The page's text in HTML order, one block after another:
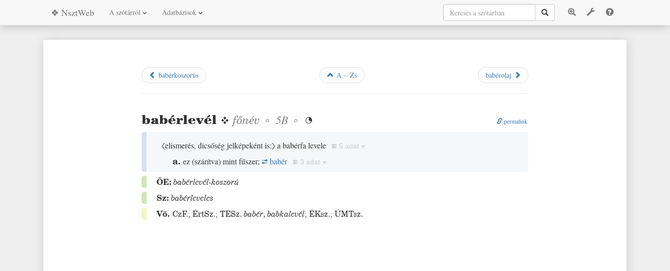
❖ NsztWeb A szótárról Adatbázisok
babérkoszorús A – Zs babérolaj
babérlevél ❖főnév ◦ 5B ◦  permalink
〈elismerés, dicsőség jelképeként is:〉a babérfa levele 5 adat
a.ez(szárítva)mint fűszer; babér 3 adat
ÖE: babérlevél-koszorú
Sz: babérleveles
Vö.CzF.;ÉrtSz.;TESz. babér,babkalevél;ÉKsz.;ÚMTsz.